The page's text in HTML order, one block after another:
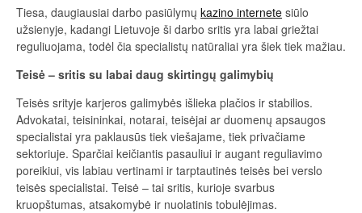
Tiesa, daugiausiai darbo pasiūlymų kazino internete siūlo
užsienyje, kadangi Lietuvoje ši darbo sritis yra labai griežtai
reguliuojama, todėl čia specialistų natūraliai yra šiek tiek mažiau.
Teisė – sritis su labai daug skirtingų galimybių
Teisės srityje karjeros galimybės išlieka plačios ir stabilios.
Advokatai, teisininkai, notarai, teisėjai ar duomenų apsaugos
specialistai yra paklausūs tiek viešajame, tiek privačiame
sektoriuje. Sparčiai keičiantis pasauliui ir augant reguliavimo
poreikiui, vis labiau vertinami ir tarptautinės teisės bei verslo
teisės specialistai. Teisė – tai sritis, kurioje svarbus
kruopštumas, atsakomybė ir nuolatinis tobulėjimas.